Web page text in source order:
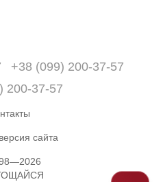
+38 (099) 200-37-57
200-37-57
сайта